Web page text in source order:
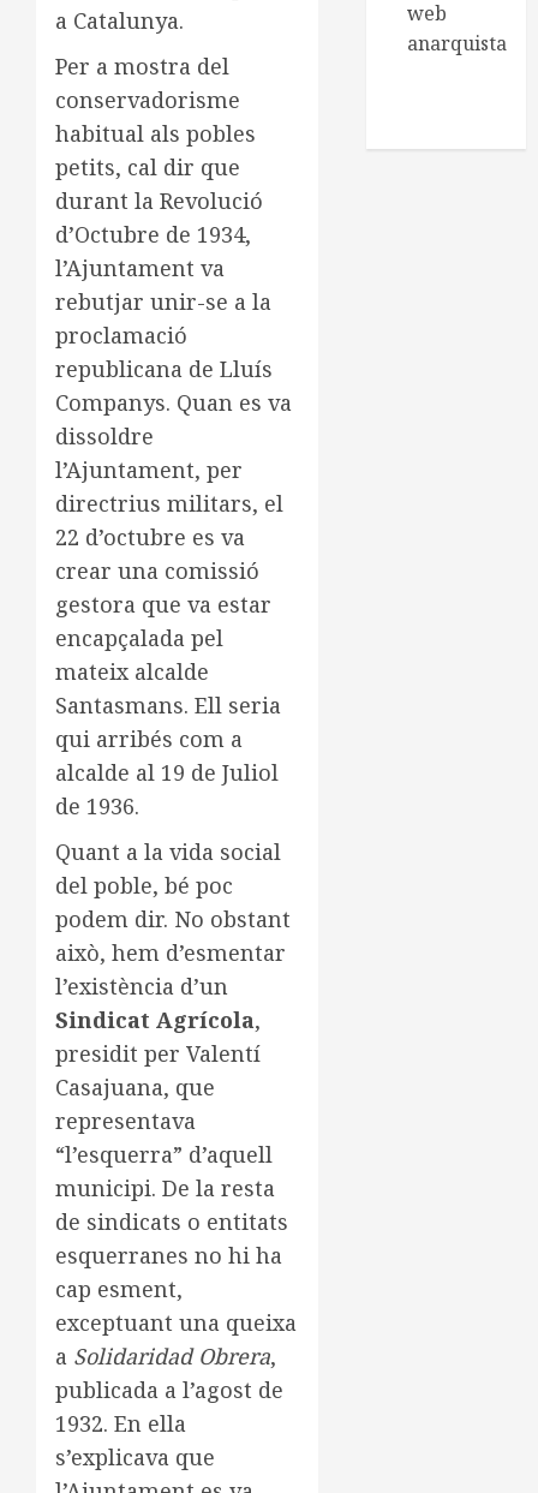
a Catalunya.
Per a mostra del
conservadorisme
habitual als pobles
petits, cal dir que
durant la Revolució
d’Octubre de 1934,
l’Ajuntament va
rebutjar unir-se a la
proclamació
republicana de Lluís
Companys. Quan es va
dissoldre
l’Ajuntament, per
directrius militars, el
22 d’octubre es va
crear una comissió
gestora que va estar
encapçalada pel
mateix alcalde
Santasmans. Ell seria
qui arribés com a
alcalde al 19 de Juliol
de 1936.
Quant a la vida social
del poble, bé poc
podem dir. No obstant
això, hem d’esmentar
l’existència d’un
Sindicat Agrícola,
presidit per Valentí
Casajuana, que
representava
“l’esquerra” d’aquell
municipi. De la resta
de sindicats o entitats
esquerranes no hi ha
cap esment,
exceptuant una queixa
a Solidaridad Obrera,
publicada a l’agost de
1932. En ella
s’explicava que
web
anarquista